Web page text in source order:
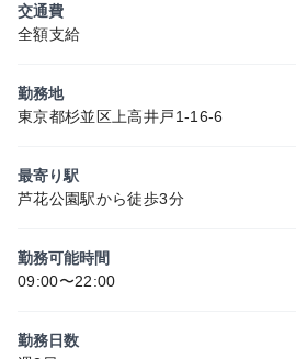
交通費
全額支給
勤務地
東京都杉並区上高井戸1-16-6
最寄り駅
芦花公園駅から徒歩3分
勤務可能時間
09:00〜22:00
勤務日数